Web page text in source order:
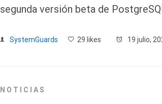
segunda versión beta de
SystemGuards 29 likes 19 julio,
NOTICIAS